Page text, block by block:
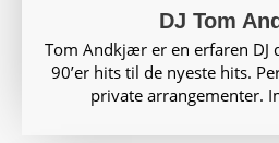
DJ Tom
Tom Andkjær er en erfaren DJ
90’er hits til de nyeste hits.
private arrangementer.